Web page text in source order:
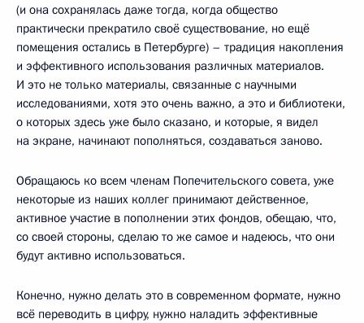
(и она сохранялась даже тогда, когда общество
практически прекратило своё существование, но ещё
помещения остались в Петербурге) – традиция накопления
и эффективного использования различных материалов.
И это не только материалы, связанные с научными
исследованиями, хотя это очень важно, а это и библиотеки,
о которых здесь уже было сказано, и которые, я видел
на экране, начинают пополняться, создаваться заново.
Обращаюсь ко всем членам Попечительского совета, уже
некоторые из наших коллег принимают действенное,
активное участие в пополнении этих фондов, обещаю, что,
со своей стороны, сделаю то же самое и надеюсь, что они
будут активно использоваться.
Конечно, нужно делать это в современном формате, нужно
всё переводить в цифру, нужно наладить эффективные